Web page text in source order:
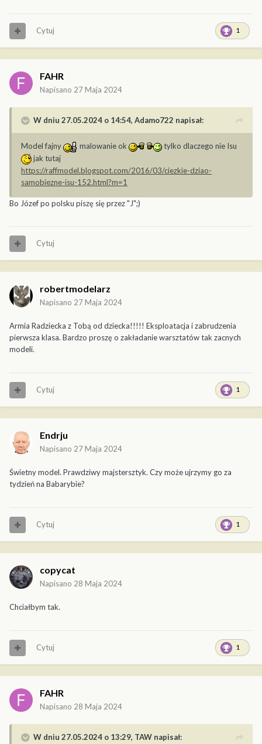
1
Cytuj
FAHR
Napisano 27 Maja 2024
W dniu 27.05.2024 o 14:54, Adamo722 napisał:
Model fajny malowanie ok
tylko dlaczego nie Isu
jak tutaj
https://raffmodel.blogspot.com/2016/03/ciezkie-dziao-
samobiezne-isu-152.html?m=1
Bo Józef po polsku piszę się przez "J";)
Cytuj
robertmodelarz
Napisano 27 Maja 2024
Armia Radziecka z Tobą od dziecka!!!!! Eksploatacja i zabrudzenia
pierwsza klasa. Bardzo proszę o zakładanie warsztatów tak zacnych
modeli.
1
Cytuj
Endrju
Napisano 27 Maja 2024
Świetny model. Prawdziwy majstersztyk. Czy może ujrzymy go za
tydzień na Babarybie?
1
Cytuj
copycat
Napisano 28 Maja 2024
Chciałbym tak.
1
Cytuj
FAHR
Napisano 28 Maja 2024
W dniu 27.05.2024 o 13:29, TAW napisał: